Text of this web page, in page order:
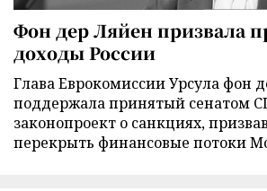
Фон дер Ляйен призвала
доходы России
Глава Еврокомиссии Урсула фон
поддержала принятый сенатом
законопроект о санкциях,
перекрыть финансовые потоки